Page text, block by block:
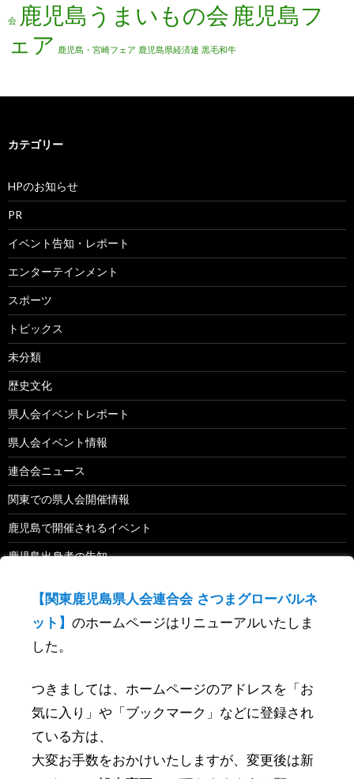
【関東鹿児島県人会連合会 さつまグローバルネ
ット】 のホームページはリニューアルいたしま
した。
つきましては、ホームページのアドレスを「お
気に入り」や「ブックマーク」などに登録され
ている方は、
大変お手数をおかけいたしますが、変更後は新
会 鹿児島うまいもの会 鹿児島フ
ェア 鹿児島・宮崎フェア 鹿児島県経済連 黒毛和牛
カテゴリー
HPのお知らせ
PR
イベント告知・レポート
エンターテインメント
スポーツ
トピックス
未分類
歴史文化
県人会イベントレポート
県人会イベント情報
連合会ニュース
関東での県人会開催情報
鹿児島で開催されるイベント
鹿児島出身者の告知
2019年 単位県人会 開催（予定）